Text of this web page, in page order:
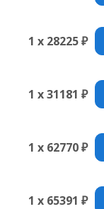
1 x 28225 ₽
1 x 31181 ₽
1 x 62770 ₽
1 x 65391 ₽